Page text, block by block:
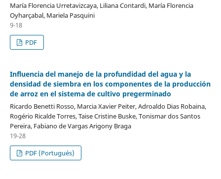
María Florencia Urretavizcaya, Liliana Contardi, María Florencia
Oyharçabal, Mariela Pasquini
9-18
PDF
Influencia del manejo de la profundidad del agua y la
densidad de siembra en los componentes de la producción
de arroz en el sistema de cultivo pregerminado
Ricardo Benetti Rosso, Marcia Xavier Peiter, Adroaldo Dias Robaina,
Rogério Ricalde Torres, Taise Cristine Buske, Tonismar dos Santos
Pereira, Fabiano de Vargas Arigony Braga
19-28
PDF (Portugués)